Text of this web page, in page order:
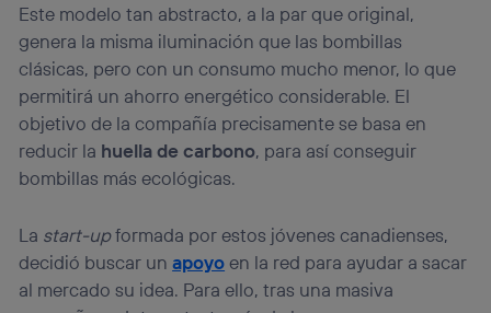
Este modelo tan abstracto, a la par que original,
genera la misma iluminación que las bombillas
clásicas, pero con un consumo mucho menor, lo que
permitirá un ahorro energético considerable. El
objetivo de la compañía precisamente se basa en
reducir la huella de carbono, para así conseguir
bombillas más ecológicas.
La start-upformada por estos jóvenes canadienses,
decidió buscar unapoyoen la red para ayudar a sacar
al mercado su idea. Para ello, tras una masiva